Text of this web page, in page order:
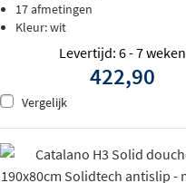
17 afmetingen
Kleur: wit
Levertijd: 6 - 7 weken
422,90
Vergelijk